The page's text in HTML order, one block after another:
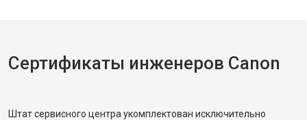
Сертификаты инженеров Canon
Штат сервисного центра укомплектован исключительно